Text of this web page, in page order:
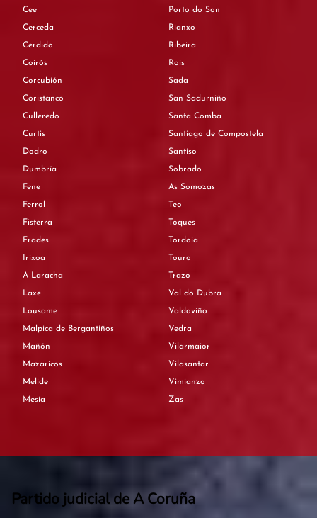
Cee
Cerceda
Cerdido
Coirós
Corcubión
Coristanco
Culleredo
Curtis
Dodro
Dumbría
Fene
Ferrol
Fisterra
Frades
Irixoa
A Laracha
Laxe
Lousame
Malpica de Bergantiños
Mañón
Mazaricos
Melide
Mesía
Porto do Son
Rianxo
Ribeira
Rois
Sada
San Sadurniño
Santa Comba
Santiago de Compostela
Santiso
Sobrado
As Somozas
Teo
Toques
Tordoia
Touro
Trazo
Val do Dubra
Valdoviño
Vedra
Vilarmaior
Vilasantar
Vimianzo
Zas
Partido judicial de A Coruña